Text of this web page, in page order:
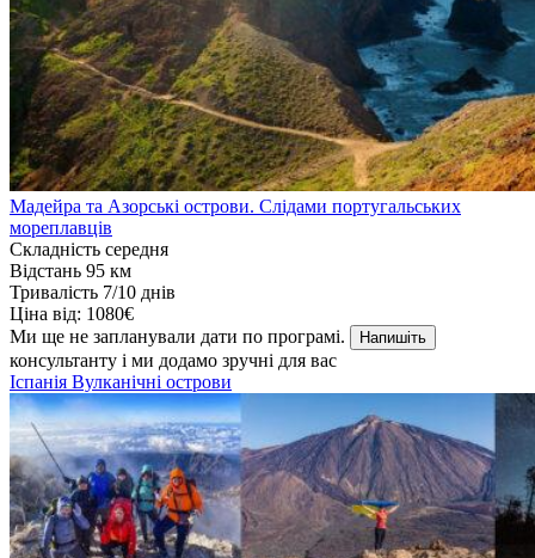
Мадейра та Азорські острови. Слідами португальських
мореплавців
Складність середня
Відстань 95 км
Тривалість 7/10 днів
Ціна від: 1080€
Ми ще не запланували дати по програмі.
Напишіть
консультанту і ми додамо зручні для вас
Іспанія Вулканічні острови